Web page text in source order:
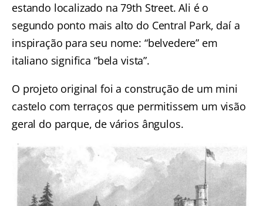
estando localizado na 79th Street. Ali é o
segundo ponto mais alto do Central Park, daí a
inspiração para seu nome: “belvedere” em
italiano significa “bela vista”.
O projeto original foi a construção de um mini
castelo com terraços que permitissem um visão
geral do parque, de vários ângulos.